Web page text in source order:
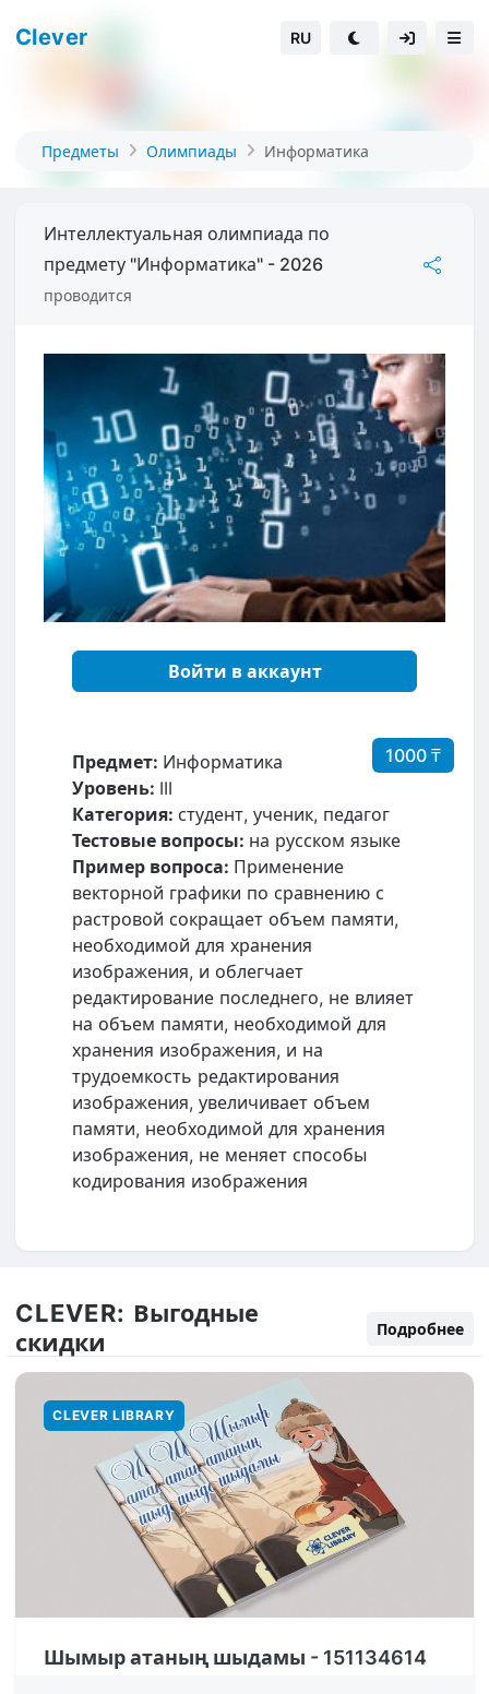
Clever RU
Предметы Олимпиады Информатика
Интеллектуальная олимпиада по
предмету "Информатика" - 2026
проводится
Войти в аккаунт
1000 ₸
Предмет: Информатика
Уровень: III
Категория: студент, ученик, педагог
Тестовые вопросы: на русском языке
Пример вопроса: Применение
векторной графики по сравнению с
растровой сокращает объем памяти,
необходимой для хранения
изображения, и облегчает
редактирование последнего, не влияет
на объем памяти, необходимой для
хранения изображения, и на
трудоемкость редактирования
изображения, увеличивает объем
памяти, необходимой для хранения
изображения, не меняет способы
кодирования изображения
CLEVER: Выгодные
скидки
Подробнее
CLEVER LIBRARY
Шымыр атаның шыдамы - 151134614